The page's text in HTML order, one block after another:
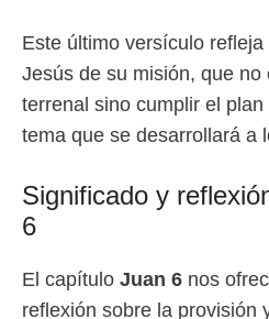
Este último versículo
Jesús de su misión, que no
terrenal sino cumplir el
tema que se desarrollará a
Significado y
6
El capítulo Juan 6 nos
reflexión sobre la provisión